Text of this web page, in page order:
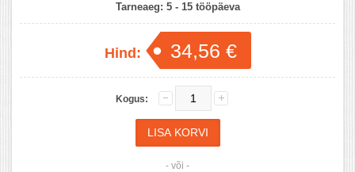
Tarneaeg: 5 - 15 tööpäeva
Hind: 34,56 €
Kogus:
- või -